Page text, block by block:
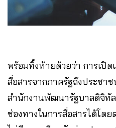
พร้อมทิ้งท้ายด้วยว่า การเปิด
สื่อสารจากภาครัฐถึงประชา
สำนักงานพัฒนารัฐบาลดิจิทั
ช่องทางในการสื่อสารได้โด